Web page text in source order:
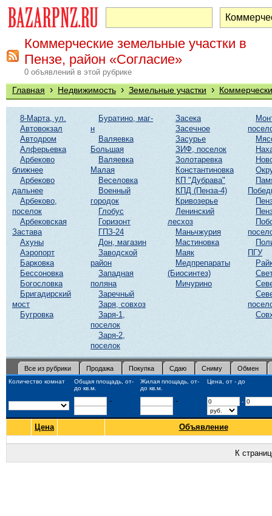
Коммерческие земельные участки в
Пензе, район «Согласие»
0 объявлений в этой рубрике
Главная › Недвижимость › Земельные участки ›
8-Марта, ул.
Автовокзал
Автодром
Алферьевка
Арбеково
ближнее
Арбеково
дальнее
Арбеково,
поселок
Арбековская
Застава
Ахуны
Аэропорт
Барковка
Бессоновка
Богословка
Бригадирский
мост
Бугровка
Буратино, маг-
н
Валяевка
Большая
Валяевка
Малая
Веселовка
Военный
городок
Глобус
Горизонт
ГПЗ-24
Дон, магазин
Заводской
район
Западная
поляна
Заречный
Заря, совхоз
Заря-1,
поселок
Заря-2,
поселок
Засека
Засечное
Засурье
ЗИФ, поселок
Золотаревка
Константиновка
КП "Дубрава"
КПД (Пенза-4)
Кривозерье
Ленинский
лесхоз
Маньчжурия
Мастиновка
Маяк
Медпрепараты
(Биосинтез)
Мичурино
ПГУ
Все из рубрики Продажа Покупка Сдаю Сниму Обмен
Количество комнат
Общая площадь, от-
до кв.м.
Жилая площадь, от-
до кв.м.
Цена, от - до
- - -
Цена Объявление
К